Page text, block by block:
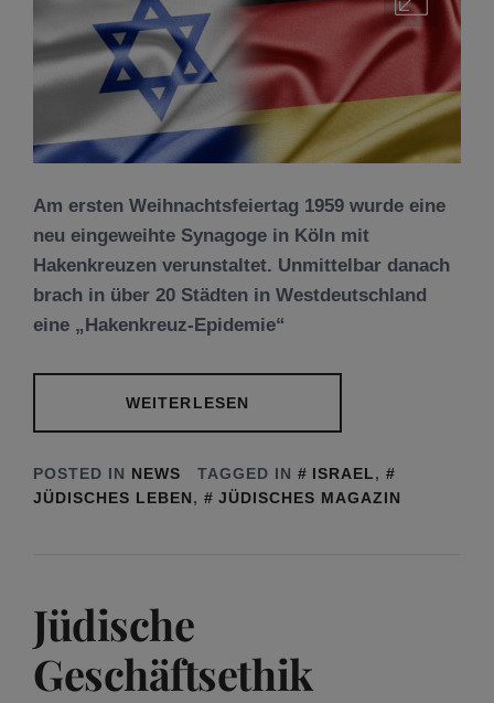
Am ersten Weihnachtsfeiertag 1959 wurde eine
neu eingeweihte Synagoge in Köln mit
Hakenkreuzen verunstaltet. Unmittelbar danach
brach in über 20 Städten in Westdeutschland
eine „Hakenkreuz-Epidemie“
WEITERLESEN
POSTED IN NEWS TAGGED IN ISRAEL,
JÜDISCHES LEBEN, JÜDISCHES MAGAZIN
Jüdische
Geschäftsethik